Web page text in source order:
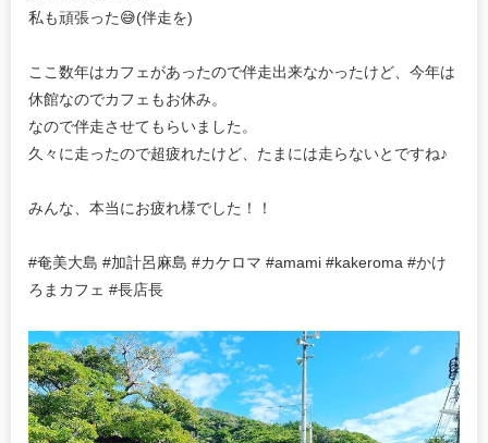
私も頑張った😅(伴走を)
ここ数年はカフェがあったので伴走出来なかったけど、今年は
休館なのでカフェもお休み。
なので伴走させてもらいました。
久々に走ったので超疲れたけど、たまには走らないとですね♪
みんな、本当にお疲れ様でした！！
#奄美大島 #加計呂麻島 #カケロマ #amami #kakeroma #かけ
ろまカフェ #長店長